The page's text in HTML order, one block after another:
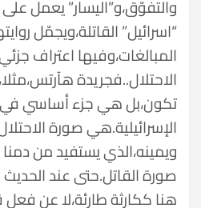
والتفوّق،و”اليسار” يعمل
“اسرائيل” القاتلة،ويجمّل
المبالغات،وفيها اعتراف
الاحتلال..فجريدة
تكون،بل هي جزء أساسي في
الإسرائيلية.هي صورة
ويمينه،الذي يستفيد من
صورة القاتل.حتى عند الحديث
هنا ككارثة طارئة،لا عن